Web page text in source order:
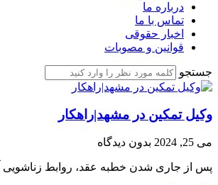
درباره ما
تماس با ما
اخبار حقوقی
قوانین و مصوبات
جستجو
وکیل تمکین در مشهد|راهکار
می 25, 2024 بدون دیدگاه
پس از جاری شدن خطبه عقد، روابط